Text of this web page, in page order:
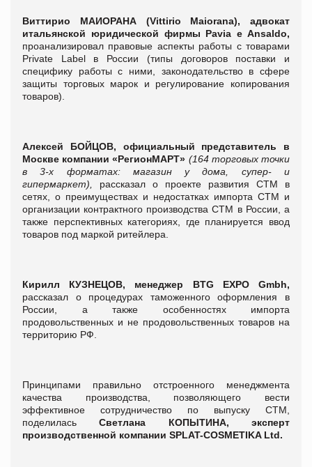
Виттирио МАИОРАНА (Vittirio Maiorana), адвокат
итальянской юридической фирмы Pavia e Ansaldo,
проанализировал правовые аспекты работы с товарами
Private Label в России (типы договоров поставки и
специфику работы с ними, законодательство в сфере
защиты торговых марок и регулирование копирования
товаров).
Алексей БОЙЦОВ, официальный представитель в
Москве компании «РегионМАРТ» (164 торговых точки
в 3-х форматах: магазин у дома, супер- и
гипермаркет), рассказал о проекте развития СТМ в
сетях, о преимуществах и недостатках импорта СТМ и
организации контрактного производства СТМ в России, а
также перспективных категориях, где планируется ввод
товаров под маркой ритейлера.
Кирилл КУЗНЕЦОВ, менеджер BTG EXPO Gmbh,
рассказал о процедурах таможенного оформления в
России, а также особенностях импорта
продовольственных и не продовольственных товаров на
территорию РФ.
Принципами правильно отстроенного менеджмента
качества производства, позволяющего вести
эффективное сотрудничество по выпуску СТМ,
поделиласьСветлана КОПЫТИНА, эксперт
производственной компании SPLAT-COSMETIKA Ltd.